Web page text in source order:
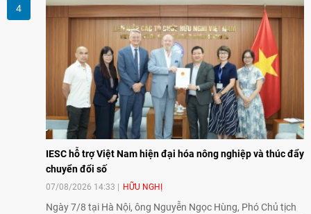
giao lưu truyền thống sang kết nối địa phương, doanh
nghiệp, giáo dục, văn hóa và thế hệ trẻ, góp phần tăng
cường sự hiểu biết và hợp tác giữa nhân dân hai nước.
IESC hỗ trợ Việt Nam hiện đại hóa nông nghiệp và thúc đẩy
chuyển đổi số
07/08/2026 14:33 HỮU NGHỊ
Ngày 7/8 tại Hà Nội, ông Nguyễn Ngọc Hùng, Phó Chủ tịch